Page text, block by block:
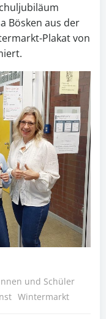
Bösken aus der
Plakat von
und Schüler
Wintermarkt